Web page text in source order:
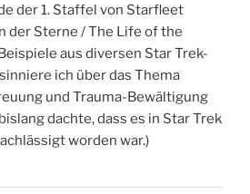
der 1. Staffel von Starfleet
der Sterne / The Life of the
aus diversen Star Trek-
ich über das Thema
und Trauma-Bewältigung
dachte, dass es in Star Trek
worden war.)